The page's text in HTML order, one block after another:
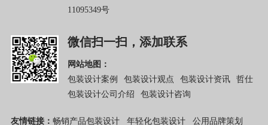
11095349号
微信扫一扫，添加联系
网站地图：
包装设计案例
包装设计观点 包装设计资讯
哲仕
包装设计公司介绍
包装设计咨询
友情链接： 畅销产品包装设计 年轻化包装设计 公用品牌策划